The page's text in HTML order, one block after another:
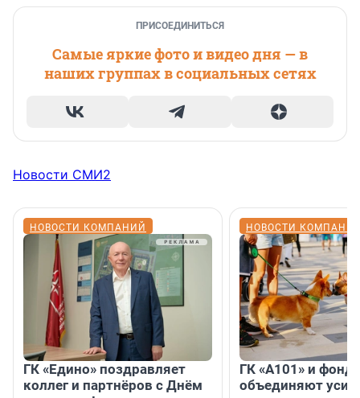
ПРИСОЕДИНИТЬСЯ
Самые яркие фото и видео дня — в
наших группах в социальных сетях
Новости СМИ2
НОВОСТИ КОМПАНИЙ
ГК «Едино» поздравляет
коллег и партнёров с Днём
НОВОСТИ
ГК «А101» и фонд
объединяют